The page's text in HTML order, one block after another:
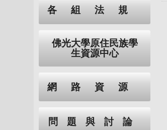
各組法規
佛光大學原住民族學
生資源中心
網路資源
問題與討論